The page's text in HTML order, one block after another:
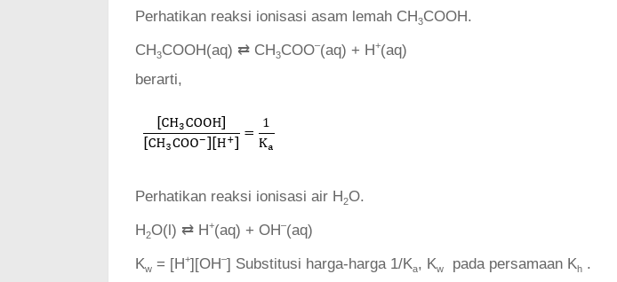
Perhatikan reaksi ionisasi asam lemah CH3COOH.
CH3COOH(aq) ⇄ CH3COO–(aq) + H+(aq)
berarti,
Perhatikan reaksi ionisasi air H2O.
H2O(l) ⇄ H+(aq) + OH–(aq)
Kw = [H+][OH–] Substitusi harga-harga 1/Ka, Kw pada persamaan Kh .